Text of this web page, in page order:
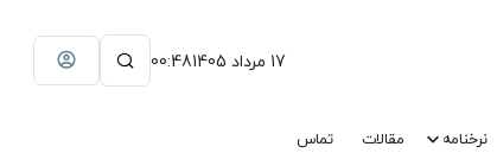
00:48 17 مرداد 1405
نرخنامه مقالات تماس